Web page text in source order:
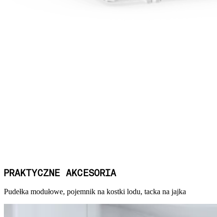
PRAKTYCZNE AKCESORIA
Pudełka modułowe, pojemnik na kostki lodu, tacka na jajka